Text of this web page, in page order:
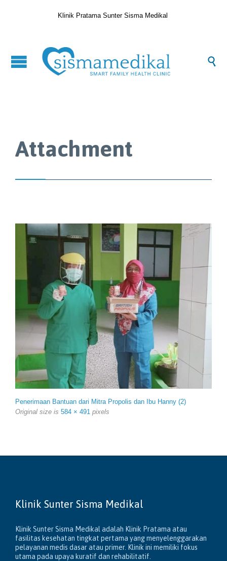
Klinik Pratama Sunter Sisma Medikal

Attachment
Penerimaan Bantuan dari Mitra Propolis dan Ibu Hanny (2)
Original size is 584 × 491 pixels
Klinik Sunter Sisma Medikal
Klinik Sunter Sisma Medikal adalah Klinik Pratama atau
fasilitas kesehatan tingkat pertama yang menyelenggarakan
pelayanan medis dasar atau primer. Klinik ini memiliki fokus
utama pada upaya kuratif dan rehabilitatif.